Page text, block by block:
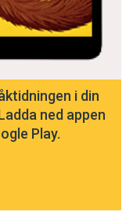
i din
ned appen
Play.